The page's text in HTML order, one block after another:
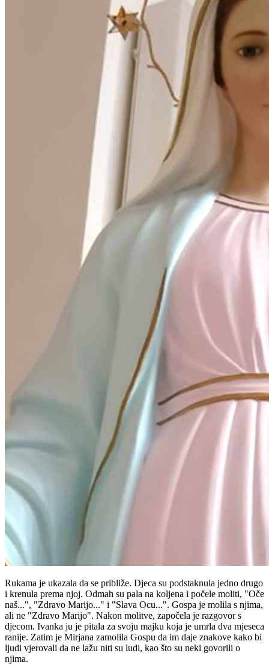
Rukama je ukazala da se približe. Djeca su podstaknula jedno drugo
i krenula prema njoj. Odmah su pala na koljena i počele moliti, "Oče
naš...", "Zdravo Marijo..." i "Slava Ocu...". Gospa je molila s njima,
ali ne "Zdravo Marijo". Nakon molitve, započela je razgovor s
djecom. Ivanka ju je pitala za svoju majku koja je umrla dva mjeseca
ranije. Zatim je Mirjana zamolila Gospu da im daje znakove kako bi
ljudi vjerovali da ne lažu niti su ludi, kao što su neki govorili o
njima.